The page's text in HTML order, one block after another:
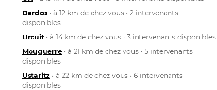
Bardos • à 12 km de chez vous • 2 intervenants
disponibles
Urcuit • à 14 km de chez vous • 3 intervenants disponibles
Mouguerre • à 21 km de chez vous • 5 intervenants
disponibles
Ustaritz • à 22 km de chez vous • 6 intervenants
disponibles